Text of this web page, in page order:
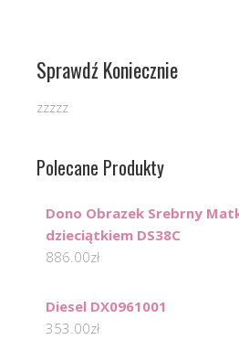
Sprawdź Koniecznie
zzzzz
Polecane Produkty
Dono Obrazek Srebrny
dzieciątkiem DS38C
886.00zł
Diesel DX0961001
353.00zł